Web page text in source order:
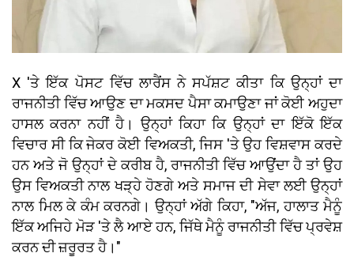
X 'ਤੇ ਇੱਕ ਪੋਸਟ ਵਿੱਚ ਲਾਰੈਂਸ ਨੇ ਸਪੱਸ਼ਟ ਕੀਤਾ ਕਿ ਉਨ੍ਹਾਂ ਦਾ
ਰਾਜਨੀਤੀ ਵਿੱਚ ਆਉਣ ਦਾ ਮਕਸਦ ਪੈਸਾ ਕਮਾਉਣਾ ਜਾਂ ਕੋਈ ਅਹੁਦਾ
ਹਾਸਲ ਕਰਨਾ ਨਹੀਂ ਹੈ। ਉਨ੍ਹਾਂ ਕਿਹਾ ਕਿ ਉਨ੍ਹਾਂ ਦਾ ਇੱਕੋ ਇੱਕ
ਵਿਚਾਰ ਸੀ ਕਿ ਜੇਕਰ ਕੋਈ ਵਿਅਕਤੀ, ਜਿਸ 'ਤੇ ਉਹ ਵਿਸ਼ਵਾਸ ਕਰਦੇ
ਹਨ ਅਤੇ ਜੋ ਉਨ੍ਹਾਂ ਦੇ ਕਰੀਬ ਹੈ, ਰਾਜਨੀਤੀ ਵਿੱਚ ਆਉਂਦਾ ਹੈ ਤਾਂ ਉਹ
ਉਸ ਵਿਅਕਤੀ ਨਾਲ ਖੜ੍ਹੇ ਹੋਣਗੇ ਅਤੇ ਸਮਾਜ ਦੀ ਸੇਵਾ ਲਈ ਉਨ੍ਹਾਂ
ਨਾਲ ਮਿਲ ਕੇ ਕੰਮ ਕਰਨਗੇ। ਉਨ੍ਹਾਂ ਅੱਗੇ ਕਿਹਾ, "ਅੱਜ, ਹਾਲਾਤ ਮੈਨੂੰ
ਇੱਕ ਅਜਿਹੇ ਮੋੜ 'ਤੇ ਲੈ ਆਏ ਹਨ, ਜਿੱਥੇ ਮੈਨੂੰ ਰਾਜਨੀਤੀ ਵਿੱਚ ਪ੍ਰਵੇਸ਼
ਕਰਨ ਦੀ ਜ਼ਰੂਰਤ ਹੈ।"